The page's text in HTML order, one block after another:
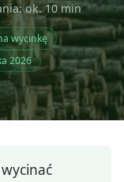
ok. 10 min
wycinkę
2026